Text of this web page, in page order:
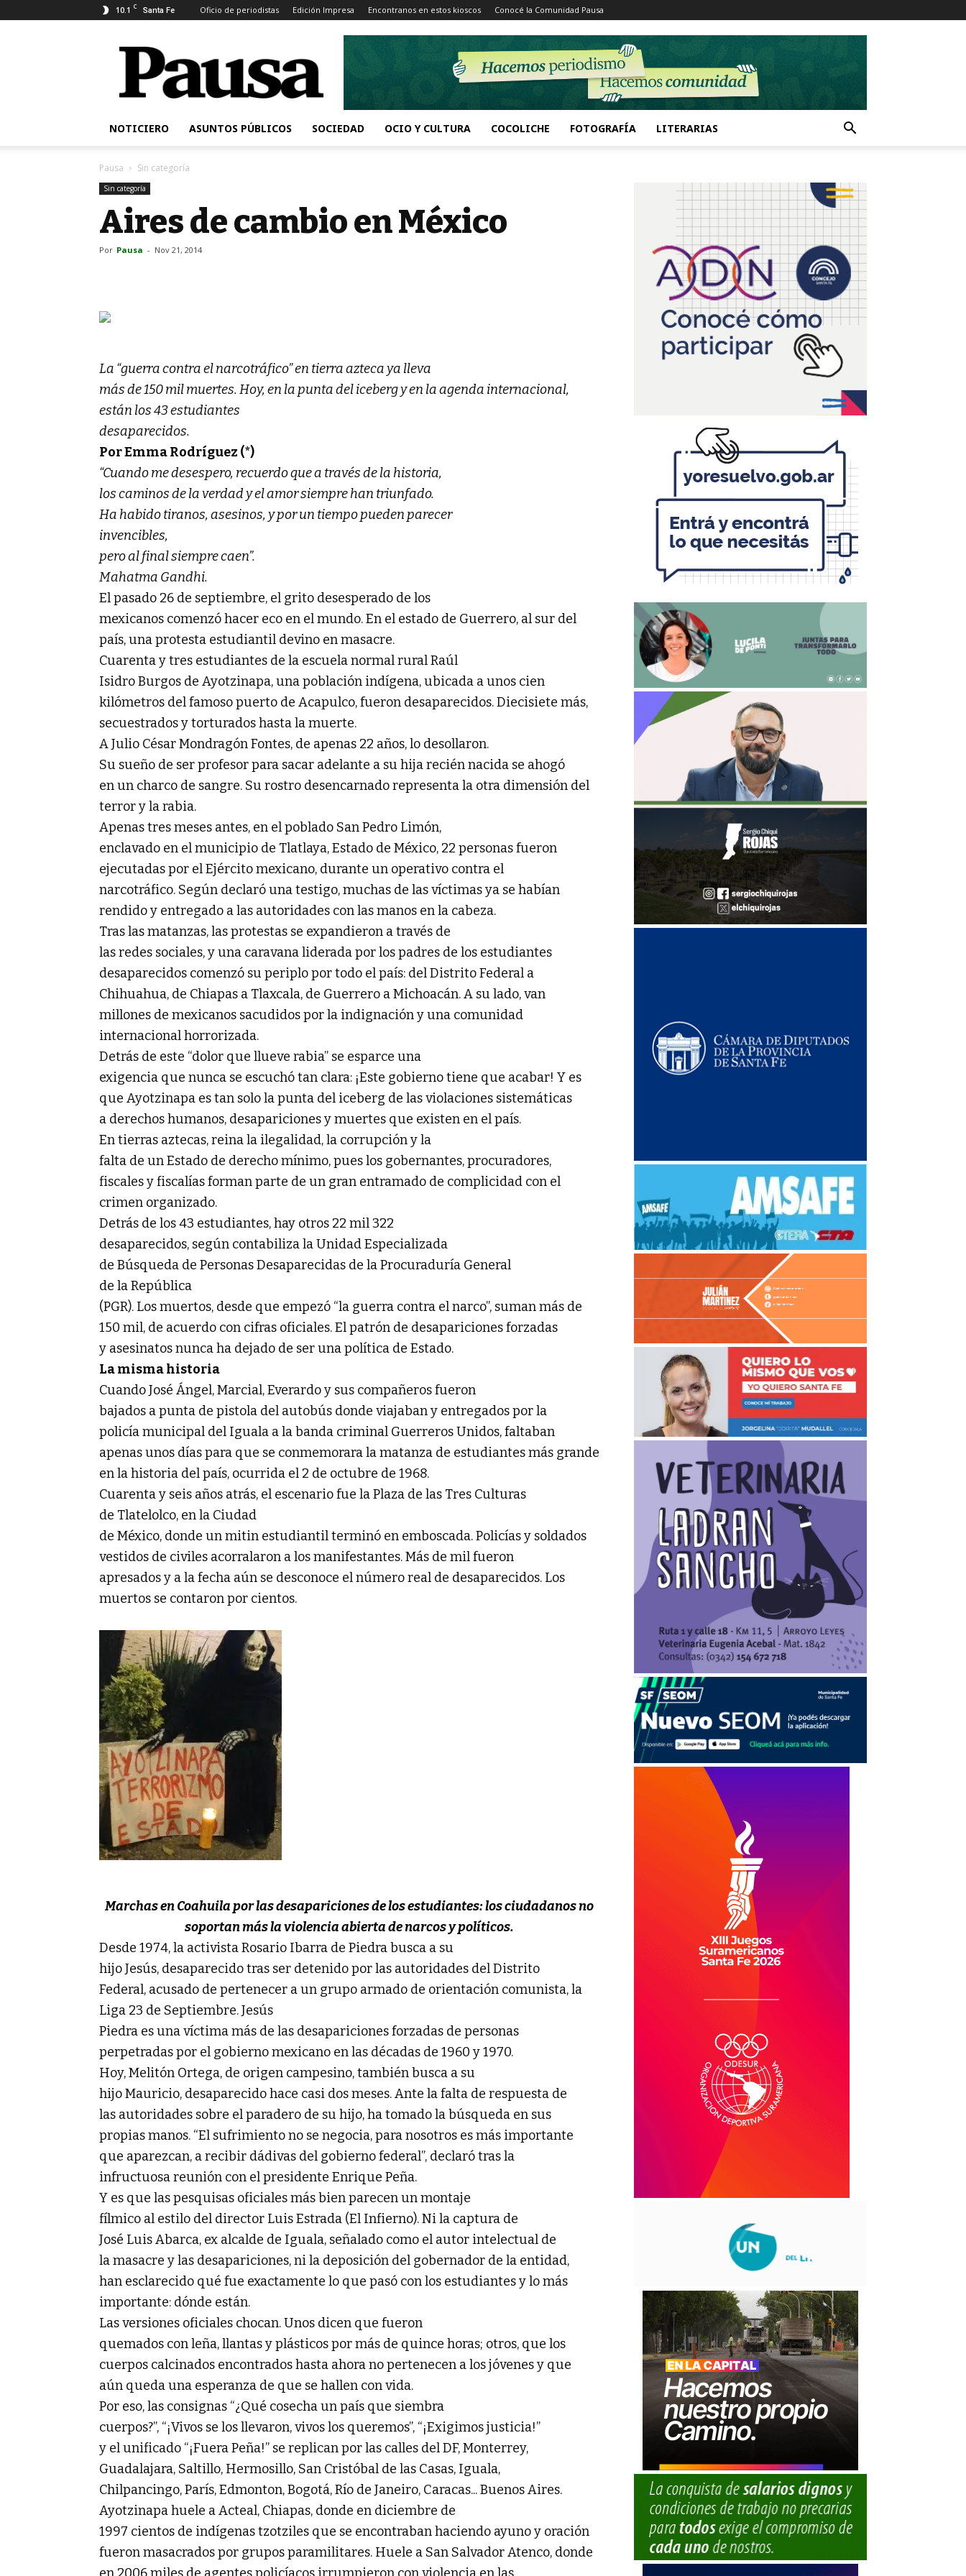
10.1 C Santa Fe Oficio de periodistas Edición Impresa Encontranos en estos kioscos Conocé la Comunidad Pausa
Pausa
NOTICIERO ASUNTOS PÚBLICOS SOCIEDAD OCIO Y CULTURA COCOLICHE FOTOGRAFÍA LITERARIAS
Pausa Sin categoría
Sin categoría
Aires de cambio en México
Por Pausa - Nov 21, 2014
La “guerra contra el narcotráfico” en tierra azteca ya lleva
más de 150 mil muertes. Hoy, en la punta del iceberg y en la agenda internacional,
están los 43 estudiantes
desaparecidos.
Por Emma Rodríguez (*)
“Cuando me desespero, recuerdo que a través de la historia,
los caminos de la verdad y el amor siempre han triunfado.
Ha habido tiranos, asesinos, y por un tiempo pueden parecer
invencibles,
pero al final siempre caen”.
Mahatma Gandhi.
El pasado 26 de septiembre, el grito desesperado de los
mexicanos comenzó hacer eco en el mundo. En el estado de Guerrero, al sur del
país, una protesta estudiantil devino en masacre.
Cuarenta y tres estudiantes de la escuela normal rural Raúl
Isidro Burgos de Ayotzinapa, una población indígena, ubicada a unos cien
kilómetros del famoso puerto de Acapulco, fueron desaparecidos. Diecisiete más,
secuestrados y torturados hasta la muerte.
A Julio César Mondragón Fontes, de apenas 22 años, lo desollaron.
Su sueño de ser profesor para sacar adelante a su hija recién nacida se ahogó
en un charco de sangre. Su rostro desencarnado representa la otra dimensión del
terror y la rabia.
Apenas tres meses antes, en el poblado San Pedro Limón,
enclavado en el municipio de Tlatlaya, Estado de México, 22 personas fueron
ejecutadas por el Ejército mexicano, durante un operativo contra el
narcotráfico. Según declaró una testigo, muchas de las víctimas ya se habían
rendido y entregado a las autoridades con las manos en la cabeza.
Tras las matanzas, las protestas se expandieron a través de
las redes sociales, y una caravana liderada por los padres de los estudiantes
desaparecidos comenzó su periplo por todo el país: del Distrito Federal a
Chihuahua, de Chiapas a Tlaxcala, de Guerrero a Michoacán. A su lado, van
millones de mexicanos sacudidos por la indignación y una comunidad
internacional horrorizada.
Detrás de este “dolor que llueve rabia” se esparce una
exigencia que nunca se escuchó tan clara: ¡Este gobierno tiene que acabar! Y es
que Ayotzinapa es tan solo la punta del iceberg de las violaciones sistemáticas
a derechos humanos, desapariciones y muertes que existen en el país.
En tierras aztecas, reina la ilegalidad, la corrupción y la
falta de un Estado de derecho mínimo, pues los gobernantes, procuradores,
fiscales y fiscalías forman parte de un gran entramado de complicidad con el
crimen organizado.
Detrás de los 43 estudiantes, hay otros 22 mil 322
desaparecidos, según contabiliza la Unidad Especializada
de Búsqueda de Personas Desaparecidas de la Procuraduría General
de la República
(PGR). Los muertos, desde que empezó “la guerra contra el narco”, suman más de
150 mil, de acuerdo con cifras oficiales. El patrón de desapariciones forzadas
y asesinatos nunca ha dejado de ser una política de Estado.
La misma historia
Cuando José Ángel, Marcial, Everardo y sus compañeros fueron
bajados a punta de pistola del autobús donde viajaban y entregados por la
policía municipal del Iguala a la banda criminal Guerreros Unidos, faltaban
apenas unos días para que se conmemorara la matanza de estudiantes más grande
en la historia del país, ocurrida el 2 de octubre de 1968.
Cuarenta y seis años atrás, el escenario fue la Plaza de las Tres Culturas
de Tlatelolco, en la Ciudad
de México, donde un mitin estudiantil terminó en emboscada. Policías y soldados
vestidos de civiles acorralaron a los manifestantes. Más de mil fueron
apresados y a la fecha aún se desconoce el número real de desaparecidos. Los
muertos se contaron por cientos.
Marchas en Coahuila por las desapariciones de los estudiantes: los ciudadanos no
soportan más la violencia abierta de narcos y políticos.
Desde 1974, la activista Rosario Ibarra de Piedra busca a su
hijo Jesús, desaparecido tras ser detenido por las autoridades del Distrito
Federal, acusado de pertenecer a un grupo armado de orientación comunista, la
Liga 23 de Septiembre. Jesús
Piedra es una víctima más de las desapariciones forzadas de personas
perpetradas por el gobierno mexicano en las décadas de 1960 y 1970.
Hoy, Melitón Ortega, de origen campesino, también busca a su
hijo Mauricio, desaparecido hace casi dos meses. Ante la falta de respuesta de
las autoridades sobre el paradero de su hijo, ha tomado la búsqueda en sus
propias manos. “El sufrimiento no se negocia, para nosotros es más importante
que aparezcan, a recibir dádivas del gobierno federal”, declaró tras la
infructuosa reunión con el presidente Enrique Peña.
Y es que las pesquisas oficiales más bien parecen un montaje
fílmico al estilo del director Luis Estrada (El Infierno). Ni la captura de
José Luis Abarca, ex alcalde de Iguala, señalado como el autor intelectual de
la masacre y las desapariciones, ni la deposición del gobernador de la entidad,
han esclarecido qué fue exactamente lo que pasó con los estudiantes y lo más
importante: dónde están.
Las versiones oficiales chocan. Unos dicen que fueron
quemados con leña, llantas y plásticos por más de quince horas; otros, que los
cuerpos calcinados encontrados hasta ahora no pertenecen a los jóvenes y que
aún queda una esperanza de que se hallen con vida.
Por eso, las consignas “¿Qué cosecha un país que siembra
cuerpos?”, “¡Vivos se los llevaron, vivos los queremos”, “¡Exigimos justicia!”
y el unificado “¡Fuera Peña!” se replican por las calles del DF, Monterrey,
Guadalajara, Saltillo, Hermosillo, San Cristóbal de las Casas, Iguala,
Chilpancingo, París, Edmonton, Bogotá, Río de Janeiro, Caracas... Buenos Aires.
Ayotzinapa huele a Acteal, Chiapas, donde en diciembre de
1997 cientos de indígenas tzotziles que se encontraban haciendo ayuno y oración
fueron masacrados por grupos paramilitares. Huele a San Salvador Atenco, donde